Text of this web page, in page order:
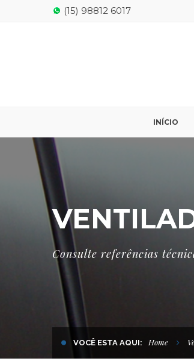
(15) 98812 6017
INÍCIO
Consulte referências
VOCÊ ESTA AQUI: Home